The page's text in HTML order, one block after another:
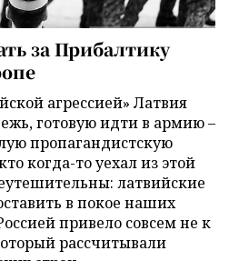
за Прибалтику
агрессией» Латвия
готовую идти в армию –
пропагандистскую
когда-то уехал из этой
латвийские
в покое наших
привело совсем не к
рассчитывали